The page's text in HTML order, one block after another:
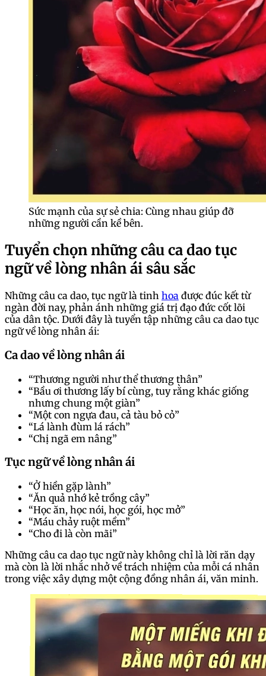
Sức mạnh của sự sẻ chia: Cùng nhau giúp đỡ
những người cần kề bên.
Tuyển chọn những câu ca dao tục
ngữ về lòng nhân ái sâu sắc
Những câu ca dao, tục ngữ là tinh hoa được đúc kết từ
ngàn đời nay, phản ánh những giá trị đạo đức cốt lõi
của dân tộc. Dưới đây là tuyển tập những câu ca dao tục
ngữ về lòng nhân ái:
Ca dao về lòng nhân ái
“Thương người như thể thương thân”
“Bầu ơi thương lấy bí cùng, tuy rằng khác giống
nhưng chung một giàn”
“Một con ngựa đau, cả tàu bỏ cỏ”
“Lá lành đùm lá rách”
“Chị ngã em nâng”
Tục ngữ về lòng nhân ái
“Ở hiền gặp lành”
“Ăn quả nhớ kẻ trồng cây”
“Học ăn, học nói, học gói, học mở”
“Máu chảy ruột mềm”
“Cho đi là còn mãi”
Những câu ca dao tục ngữ này không chỉ là lời răn dạy
mà còn là lời nhắc nhở về trách nhiệm của mỗi cá nhân
trong việc xây dựng một cộng đồng nhân ái, văn minh.